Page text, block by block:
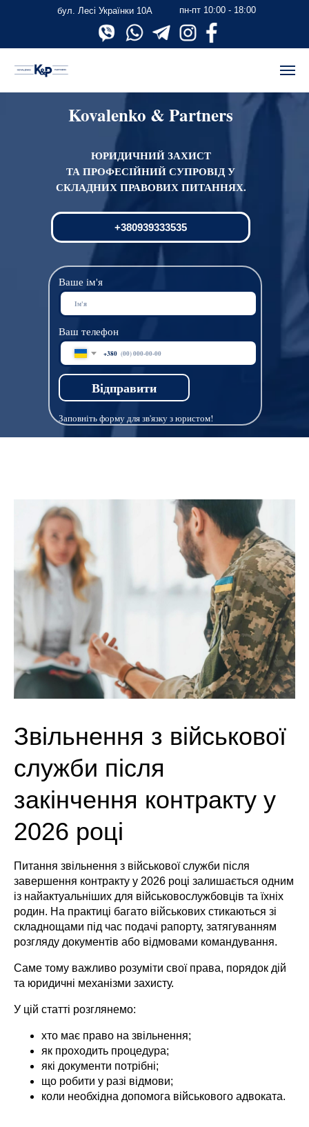
бул. Лесі Українки 10А пн-пт 10:00 - 18:00
Ваше ім'я
Ваш телефон
+380
Відправити
Заповніть форму для зв'язку з юристом!
ЮРИДИЧНИЙ ЗАХИСТ
ТА ПРОФЕСІЙНИЙ СУПРОВІД У
СКЛАДНИХ ПРАВОВИХ ПИТАННЯХ.
Kovalenko & Partners
+380939333535
Звільнення з військової
служби після
закінчення контракту у
2026 році
Питання звільнення з військової служби після
завершення контракту у 2026 році залишається одним
із найактуальніших для військовослужбовців та їхніх
родин. На практиці багато військових стикаються зі
складнощами під час подачі рапорту, затягуванням
розгляду документів або відмовами командування.
Саме тому важливо розуміти свої права, порядок дій
та юридичні механізми захисту.
У цій статті розглянемо:
хто має право на звільнення;
як проходить процедура;
які документи потрібні;
що робити у разі відмови;
коли необхідна допомога військового адвоката.